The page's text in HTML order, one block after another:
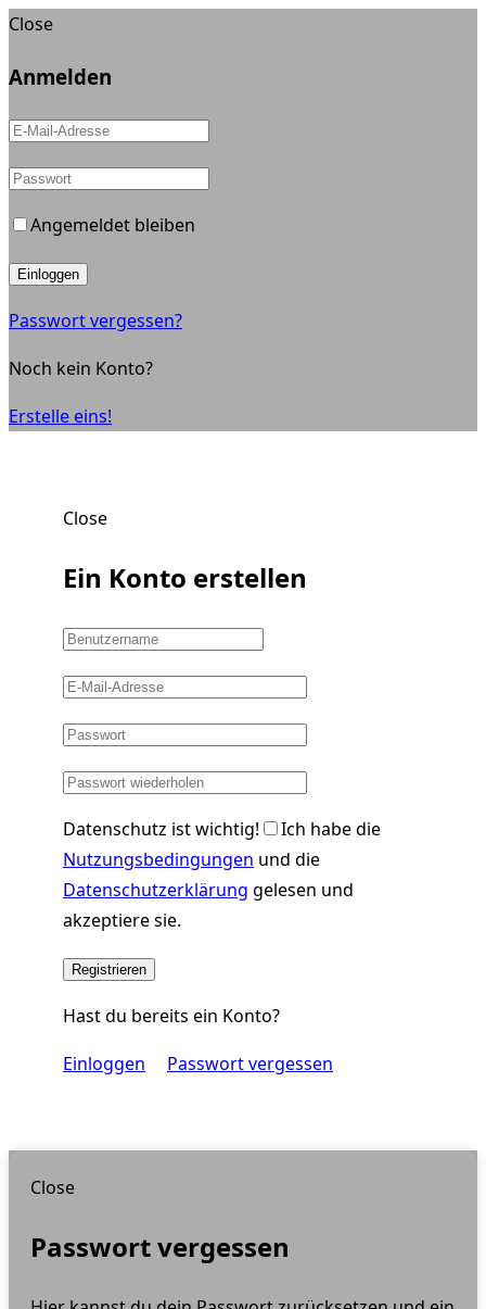
Close
Anmelden
Angemeldet bleiben
Einloggen
Passwort vergessen?
Noch kein Konto?
Erstelle eins!
Close
Ein Konto erstellen
Datenschutz ist wichtig!
Ich habe die
Nutzungsbedingungen und die
Datenschutzerklärung gelesen und
akzeptiere sie.
Registrieren
Hast du bereits ein Konto?
Einloggen
Passwort vergessen
Close
Passwort vergessen